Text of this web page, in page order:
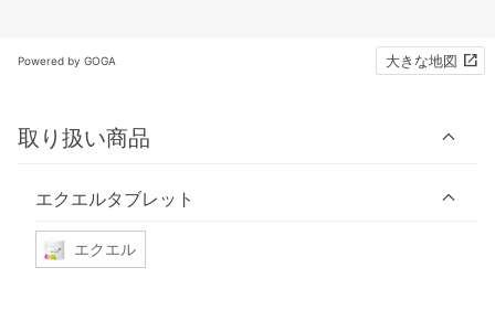
Powered by GOGA 大きな地図
取り扱い商品
エクエルタブレット
エクエル